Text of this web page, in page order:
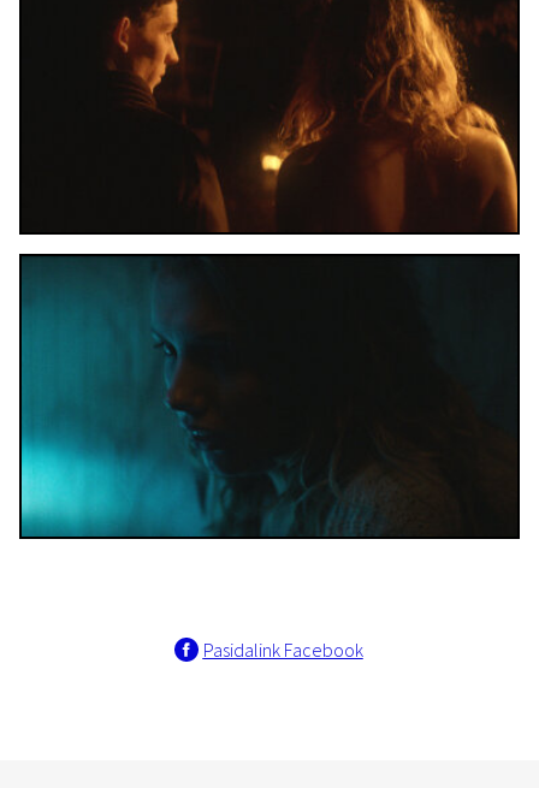
Pasidalink Facebook